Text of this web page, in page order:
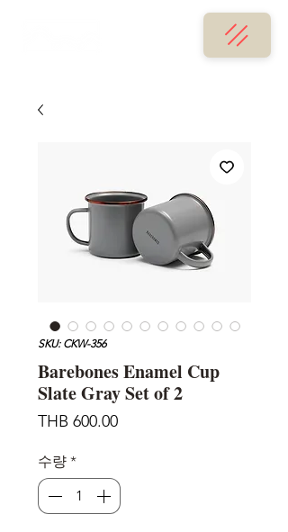
SKU: CKW-356
Barebones Enamel Cup
Slate Gray Set of 2
THB 600.00가
수량 *